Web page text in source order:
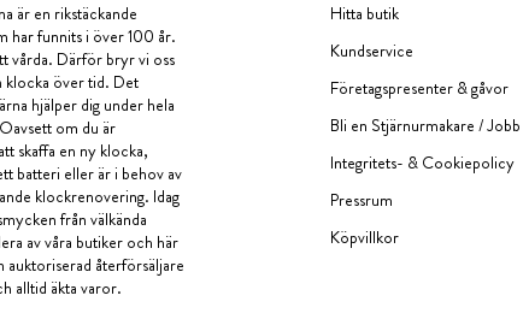
är en rikstäckande
har funnits i över 100 år.
vårda. Därför bryr vi oss
klocka över tid. Det
hjälper dig under hela
om du är
skaffa en ny klocka,
batteri eller är i behov av
klockrenovering. Idag
från välkända
av våra butiker och här
auktoriserad återförsäljare
alltid äkta varor.
Hitta butik
Kundservice
Företagspresenter & gåvor
Bli en Stjärnurmakare / Jobb
Integritets- & Cookiepolicy
Pressrum
Köpvillkor